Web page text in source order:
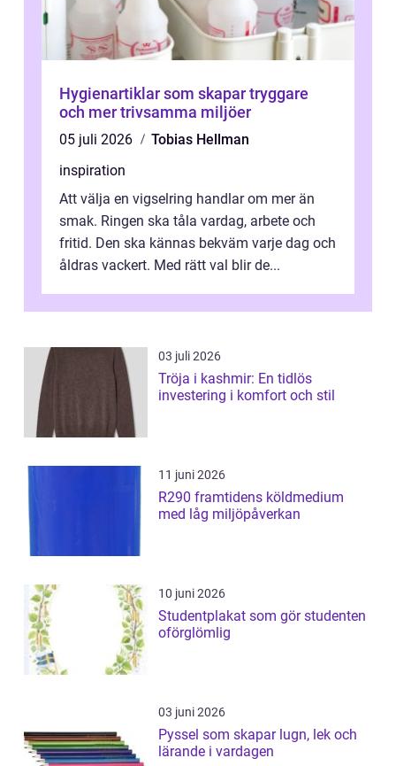
Hygienartiklar som skapar tryggare
och mer trivsamma miljöer
05 juli 2026
Tobias Hellman
inspiration
Att välja en vigselring handlar om mer än
smak. Ringen ska tåla vardag, arbete och
fritid. Den ska kännas bekväm varje dag och
åldras vackert. Med rätt val blir de...
03 juli 2026
Tröja i kashmir: En tidlös
investering i komfort och stil
11 juni 2026
R290 framtidens köldmedium
med låg miljöpåverkan
10 juni 2026
Studentplakat som gör studenten
oförglömlig
03 juni 2026
Pyssel som skapar lugn, lek och
lärande i vardagen